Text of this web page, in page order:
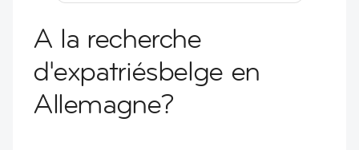
A la recherche
d'expatriésbelge en
Allemagne?